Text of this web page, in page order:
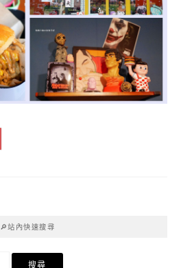
🔎站內快速搜尋